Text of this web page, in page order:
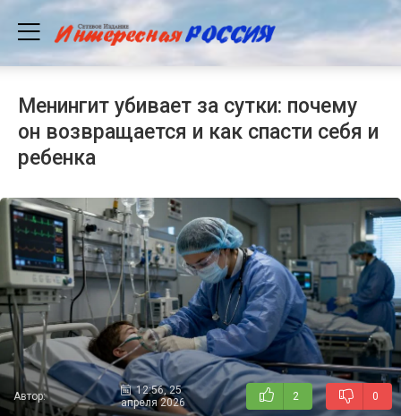
Менингит убивает за сутки: почему
он возвращается и как спасти себя и
ребенка
Автор:
12:56, 25
апреля 2026
2 0